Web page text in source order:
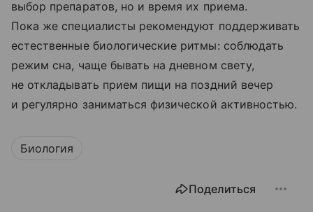
выбор препаратов, но и время их приема.
Пока же специалисты рекомендуют поддерживать
естественные биологические ритмы: соблюдать
режим сна, чаще бывать на дневном свету,
не откладывать прием пищи на поздний вечер
и регулярно заниматься физической активностью.
Биология
Поделиться